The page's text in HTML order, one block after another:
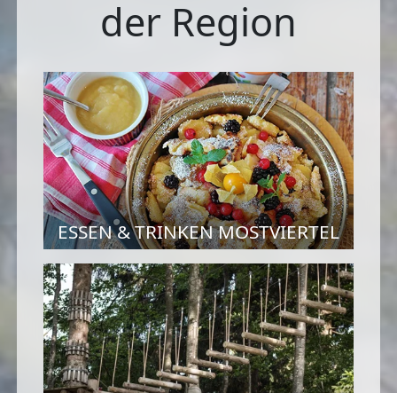
der Region
ESSEN & TRINKEN MOSTVIERTEL